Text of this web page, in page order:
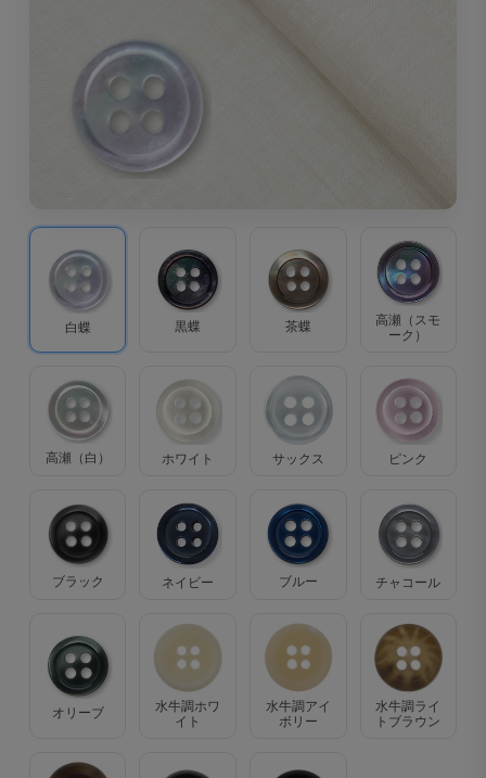
白蝶 黒蝶 茶蝶
高瀬（スモ
ーク）
高瀬（白） ホワイト サックス ピンク
ブラック ネイビー ブルー チャコール
オリーブ
水牛調ホワ
イト
水牛調アイ
ボリー
水牛調ライ
トブラウン